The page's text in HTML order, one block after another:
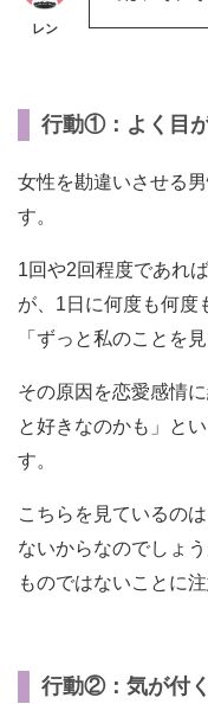
レン
行動①：よく目
女性を勘違いさせる
す。
1回や2回程度であれ
が、1日に何度も何度
「ずっと私のことを
その原因を恋愛感情
と好きなのかも」と
す。
こちらを見ているの
ないからなのでしょ
ものではないことに
行動②：気が付